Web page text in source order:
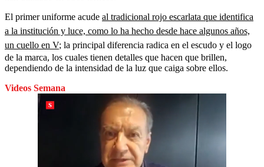
El primer uniforme acude al tradicional rojo escarlata que identifica
a la institución y luce, como lo ha hecho desde hace algunos años,
un cuello en V; la principal diferencia radica en el escudo y el logo
de la marca, los cuales tienen detalles que hacen que brillen,
dependiendo de la intensidad de la luz que caiga sobre ellos.
Videos Semana